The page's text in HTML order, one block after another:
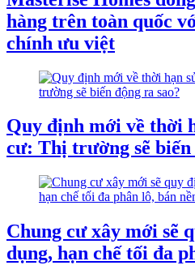
hàng trên toàn quốc
chính ưu việt
Quy định mới về thời
cư: Thị trường sẽ biến
Chung cư xây mới sẽ
dụng, hạn chế tối đa